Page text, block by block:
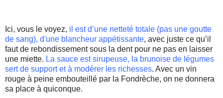
Ici, vous le voyez, il est d’une netteté totale (pas une goutte
de sang), d'une blancheur appétissante, avec juste ce qu’il
faut de rebondissement sous la dent pour ne pas en laisser
une miette. La sauce est sirupeuse, la brunoise de légumes
sert de support et à modérer les richesses. Avec un vin
rouge à peine embouteillé par la Fondrèche, on ne donnera
sa place à quiconque.